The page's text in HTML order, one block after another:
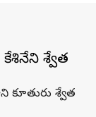
కేశినేని శ్వేత
శ్వేత